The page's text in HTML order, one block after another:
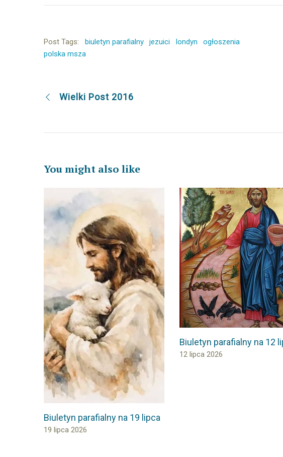
Post Tags: biuletyn parafialny jezuici londyn
ogłoszenia
polska msza
Wielki Post 2016
You might also like
Biuletyn parafialny na 19 lipca
19 lipca 2026
Biuletyn parafialny na 12
12 lipca 2026